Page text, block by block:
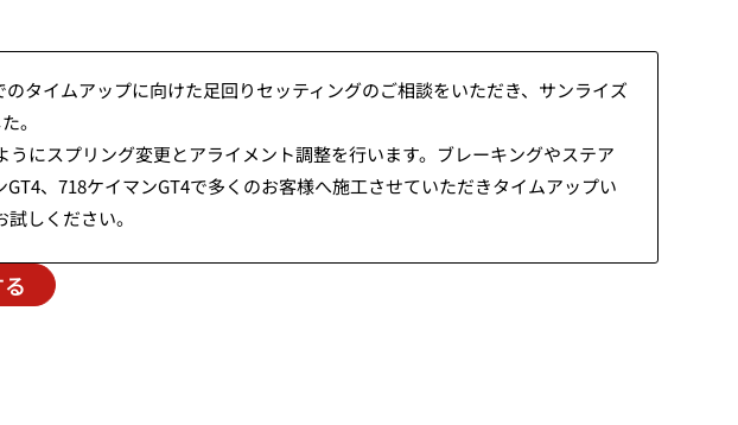
タイムアップに向けた足回りセッティングのご相談をいただき、サンライズ
。
にスプリング変更とアライメント調整を行います。ブレーキングやステア
、718ケイマンGT4で多くのお客様へ施工させていただきタイムアップい
しください。